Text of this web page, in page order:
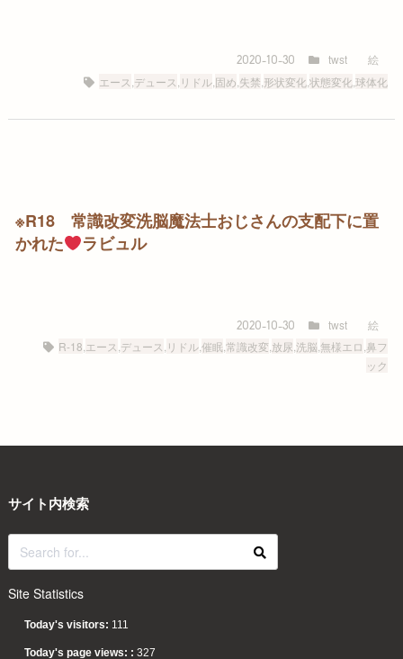
2020-10-30 twst
絵
エース デュース リドル 固め 失禁 形状変化,状態変化,球体化
※R18 常識改変洗脳魔法士おじさんの支配下に置
かれた
ラビュル
2020-10-30 twst
絵
R-18 エース デュース リドル,催眠 ,常識改変 放尿 ,洗脳 ,無様エロ ,鼻フ
ック
サイト内検索
Site Statistics
Today's visitors: 111
Today's page views: : 327